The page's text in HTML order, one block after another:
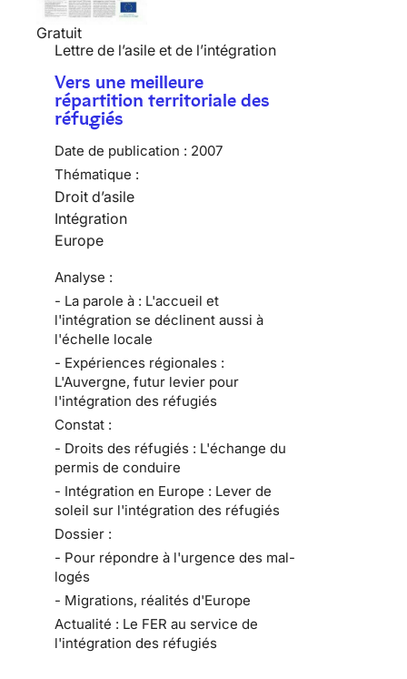
Gratuit
Lettre de l’asile et de l’intégration
Vers une meilleure
répartition territoriale des
réfugiés
Date de publication : 2007
Thématique :
Droit d’asile
Intégration
Europe
Analyse :
- La parole à : L'accueil et
l'intégration se déclinent aussi à
l'échelle locale
- Expériences régionales :
L'Auvergne, futur levier pour
l'intégration des réfugiés
Constat :
- Droits des réfugiés : L'échange du
permis de conduire
- Intégration en Europe : Lever de
soleil sur l'intégration des réfugiés
Dossier :
- Pour répondre à l'urgence des mal-
logés
- Migrations, réalités d'Europe
Actualité : Le FER au service de
l'intégration des réfugiés